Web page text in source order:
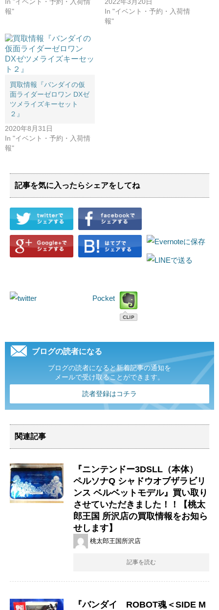
報"
In "イベント・予約・入荷情
報"
買取情報『バンダイの仮
面ライダーゼロワン ​DXゼ
ツメライズキーセット
２』
2020年8月31日
In "イベント・予約・入荷情
報"
記事を気に入ったらシェアをしてね
Pocket
ブログの読者になる
ブログの読者になると新着記事の通知を
メールで受け取ることができます。
読者登録はコチラ
関連記事
『ニンテンドー3DSLL（本体）
ペルソナQ シャドウオブザラビリ
ンス ベルベットモデル』買い取り
させていただきました！！【桃太
郎王国 所沢店の買取情報をお知ら
せします】
桃太郎王国所沢店
記事を読む
『バンダイ ROBOT魂＜SIDE ​M